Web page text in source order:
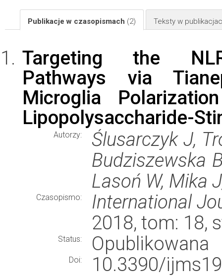
Publikacje w czasopismach (2) Teksty w
Targeting the
Pathways via
Microglia
Lipopolysaccharide-
Autorzy:
Ślusarczyk J,
Budziszewska
Lasoń W, Mika
Czasopismo:
International
2018, tom: 18,
Status: Opublikowana
Doi:
10.3390/